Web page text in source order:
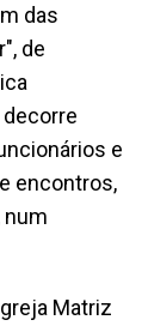
das
de
e
encontros,
Matriz